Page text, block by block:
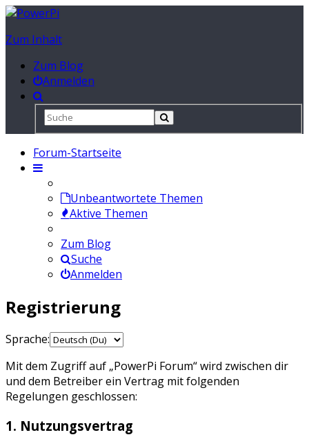
Zum Inhalt
Zum Blog
Anmelden
Forum-Startseite
Unbeantwortete Themen
Aktive Themen
Zum Blog
Suche
Anmelden
Registrierung
Sprache:
Mit dem Zugriff auf „PowerPi Forum“ wird zwischen dir
und dem Betreiber ein Vertrag mit folgenden
Regelungen geschlossen:
1. Nutzungsvertrag